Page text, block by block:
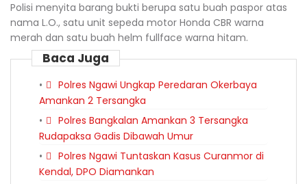
Polisi menyita barang bukti berupa satu buah paspor atas
nama L.O., satu unit sepeda motor Honda CBR warna
merah dan satu buah helm fullface warna hitam.
Baca Juga
Polres Ngawi Ungkap Peredaran Okerbaya
Amankan 2 Tersangka
Polres Bangkalan Amankan 3 Tersangka
Rudapaksa Gadis Dibawah Umur
Polres Ngawi Tuntaskan Kasus Curanmor di
Kendal, DPO Diamankan